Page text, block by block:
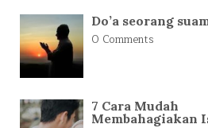
Do’a seorang
0 Comments
7 Cara Mudah
Membahagiakan